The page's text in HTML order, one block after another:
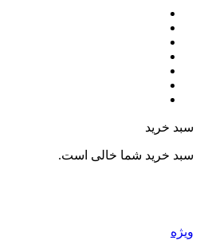
سبد خرید
سبد خرید شما خالی است.
ویژه